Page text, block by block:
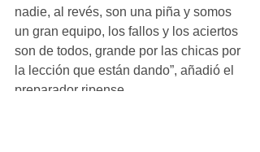
nadie, al revés, son una piña y somos
un gran equipo, los fallos y los aciertos
son de todos, grande por las chicas por
la lección que están dando”, añadió el
preparador ripense.